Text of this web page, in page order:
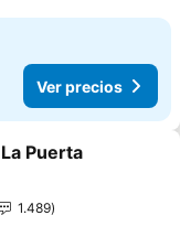
Ver precios
favoritos
Puerta
1.489